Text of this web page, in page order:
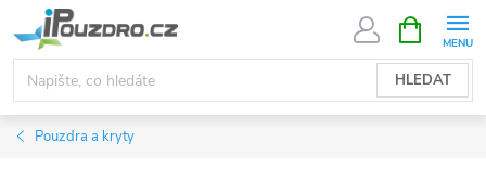
na
obsah
HLEDAT
NÁKUPNÍ
KOŠÍK
Pouzdra a kryty